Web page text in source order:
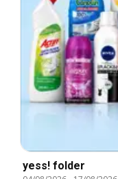
yess! folder